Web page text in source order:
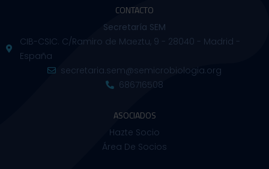
CONTACTO
Secretaría SEM
CIB-CSIC. C/Ramiro de Maeztu, 9 - 28040 - Madrid -
España
secretaria.sem@semicrobiologia.org
686716508
ASOCIADOS
Hazte Socio
Área De Socios